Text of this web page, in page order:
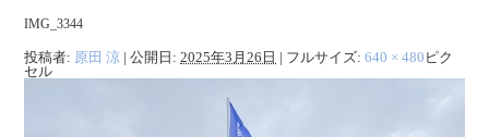
IMG_3344
投稿者: 原田 涼 | 公開日: 2025年3月26日 | フルサイズ:640 × 480 ピク
セル